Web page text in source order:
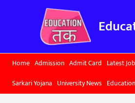
Home Admission Admit Card Latest
Sarkari Yojana University News Education